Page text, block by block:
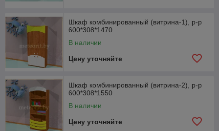
Шкаф комбинированный (витрина-1), р-р
600*308*1470
В наличии
Цену уточняйте
Шкаф комбинированный (витрина-2), р-р
600*308*1550
В наличии
Цену уточняйте